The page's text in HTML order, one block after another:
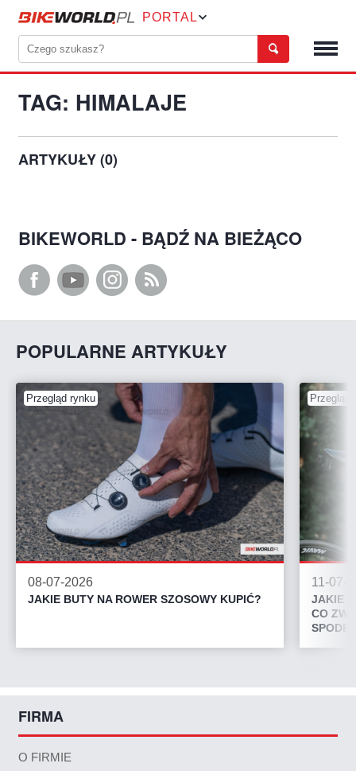
PORTAL
TAG: HIMALAJE
ARTYKUŁY (0)
BIKEWORLD - BĄDŹ NA BIEŻĄCO
POPULARNE ARTYKUŁY
Przegląd rynku
08-07-2026
JAKIE BUTY NA ROWER SZOSOWY KUPIĆ?
Przegląd
11-07-
JAKIE
CO
FIRMA
O FIRMIE